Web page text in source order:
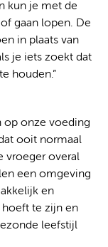
kun je met de
gaan lopen. De
in plaats van
je iets zoekt dat
houden.”
op onze voeding
ooit normaal
vroeger overal
een omgeving
en
hoeft te zijn en
leefstijl